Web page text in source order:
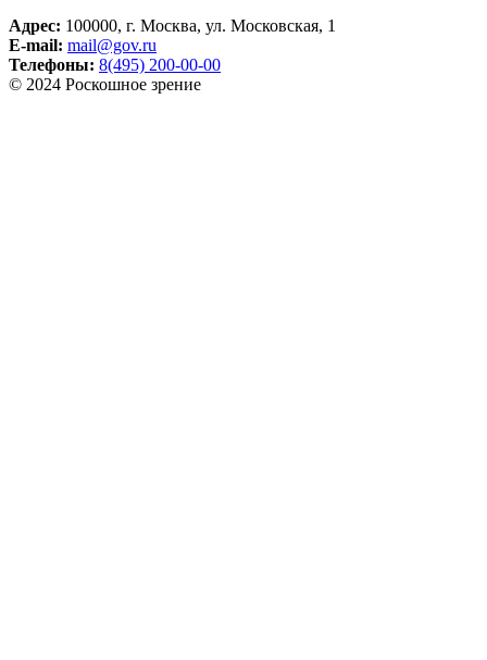
Адрес: 100000, г. Москва, ул. Московская, 1
E-mail: mail@gov.ru
Телефоны: 8(495) 200-00-00
© 2024 Роскошное зрение